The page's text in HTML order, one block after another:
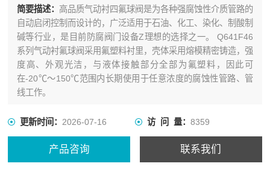
简要描述： 高品质气动衬四氟球阀是为各种强腐蚀性介质管路的
自动启闭控制而设计的，广泛适用于石油、化工、染化、制酸制
碱等行业，是目前防腐阀门设备Z理想的选择之一。 Q641F46
系列气动衬氟球阀采用氟塑料衬里，壳体采用熔模精密铸造，强
度高、外观光洁，与液体接触部分全部为氟塑料，因此可
在-20℃～150℃范围内长期使用于任意浓度的腐蚀性管路、管
线工作。
更新时间： 2026-07-16 访 问 量： 8359
产品咨询 联系我们